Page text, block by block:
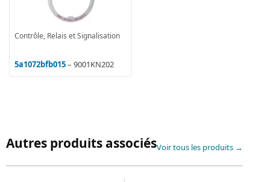
Contrôle, Relais et Signalisation
5a1072bfb015– 9001KN202
Autres produits associésVoir tous les produits →